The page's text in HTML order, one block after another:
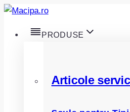
Skip
content
PRODUSE
Articole